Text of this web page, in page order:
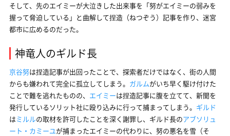
そして、先のエイミーが大泣きした出来事を「努がエイミーの弱みを
握って脅迫している」と曲解して捏造（ねつぞう）記事を作り、迷宮
都市に広めるのだった。
神竜人のギルド長
京谷努は捏造記事が出回ったことで、探索者だけではなく、街の人間
からも嫌われて完全に孤立してしまう。 ガルムがいち早く駆け付けた
ことで難を逃れたものの、 エイミーは捏造記事に腹を立てて、新聞を
発行しているソリット社に殴り込みに行って捕まってしまう。 ギルド
はミルルの取材を許可したことを深く謝罪し、ギルド長のアブソリュ
ート・カミーユが捕まったエイミーの代わりに、努の悪名を雪（そ